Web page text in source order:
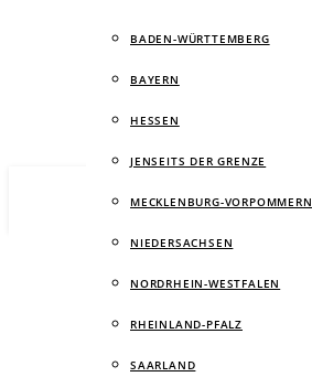
BADEN-WÜRTTEMBERG
BAYERN
HESSEN
JENSEITS DER GRENZE
MECKLENBURG-VORPOMMERN
NIEDERSACHSEN
NORDRHEIN-WESTFALEN
RHEINLAND-PFALZ
SAARLAND